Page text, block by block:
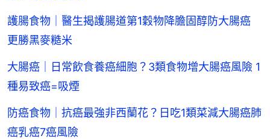
護腸食物｜醫生揭護腸道第1穀物降膽固醇防大腸癌
更勝黑麥糙米
大腸癌｜日常飲食養癌細胞？3類食物增大腸癌風險 1
種易致癌=吸煙
防癌食物｜抗癌最強非西蘭花？日吃1類菜減大腸癌肺
癌乳癌7癌風險